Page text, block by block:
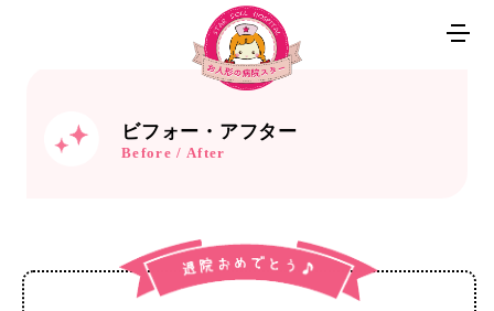
ビフォー・アフター
Before / After